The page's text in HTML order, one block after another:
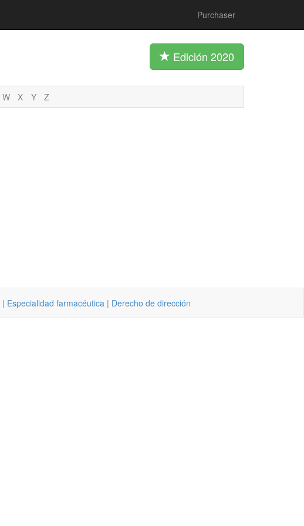
Purchaser
Edición 2020
W X Y Z
| Especialidad farmacéutica | Derecho de dirección